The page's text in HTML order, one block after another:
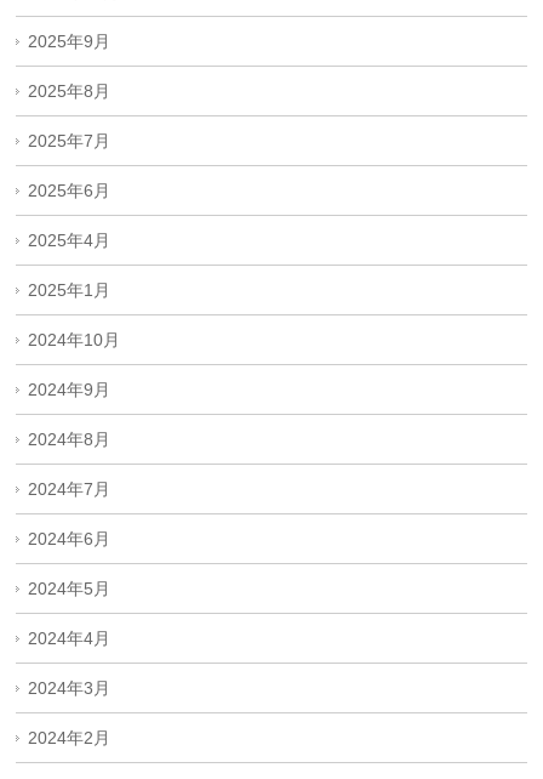
2025年9月
2025年8月
2025年7月
2025年6月
2025年4月
2025年1月
2024年10月
2024年9月
2024年8月
2024年7月
2024年6月
2024年5月
2024年4月
2024年3月
2024年2月